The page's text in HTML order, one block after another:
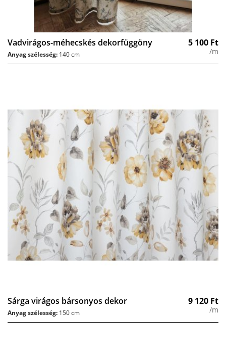
Vadvirágos-méhecskés dekorfüggöny 5 100 Ft
/m
Anyag szélesség: 140 cm
Sárga virágos bársonyos dekor 9 120 Ft
/m
Anyag szélesség: 150 cm